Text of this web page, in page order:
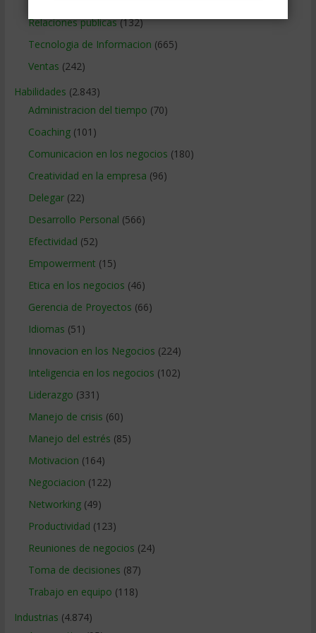
Relaciones publicas(132)
Tecnologia de Informacion (665)
Ventas (242)
Habilidades (2.843)
Administracion del tiempo (70)
Coaching(101)
Comunicacion en los negocios (180)
Creatividad en la empresa (96)
Delegar(22)
Desarrollo Personal (566)
Efectividad (52)
Empowerment (15)
Etica en los negocios (46)
Gerencia de Proyectos (66)
Idiomas (51)
Innovacion en los Negocios (224)
Inteligencia en los negocios (102)
Liderazgo (331)
Manejo de crisis (60)
Manejo del estrés (85)
Motivacion (164)
Negociacion (122)
Networking(49)
Productividad (123)
Reuniones de negocios (24)
Toma de decisiones (87)
Trabajo en equipo (118)
Industrias (4.874)